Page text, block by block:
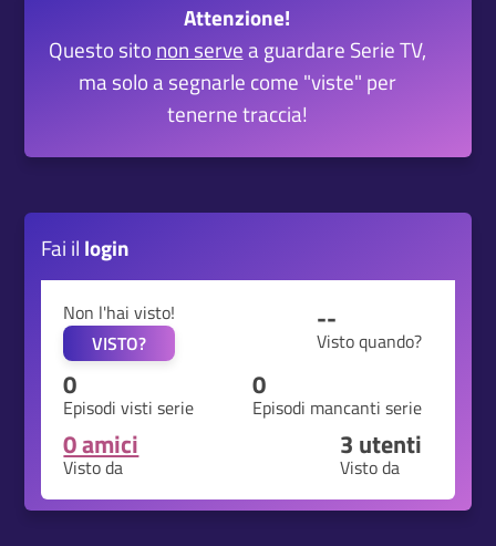
Attenzione!
Questo sito non servea guardare Serie TV,
ma solo a segnarle come "viste" per
tenerne traccia!
Fai il login
Non l'hai visto!
VISTO?
--
Visto quando?
0
Episodi visti serie
0
Episodi mancanti serie
0 amici
Visto da
3 utenti
Visto da